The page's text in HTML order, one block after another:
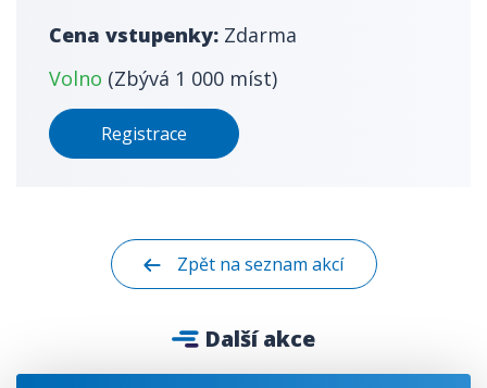
Cena vstupenky: Zdarma
Volno (Zbývá 1 000 míst)
Registrace
Zpět na seznam akcí
Další akce